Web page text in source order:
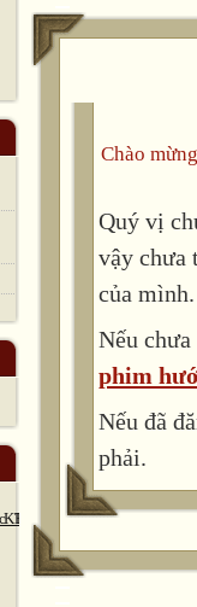
Grouping
read articles
play games;
chatting or
listen to
watch
read
learn
look up a
take part
buy goods;
advertise
Chào
Quý vị
vậy chưa
của mình.
Nếu
phim
Nếu đã
phải.